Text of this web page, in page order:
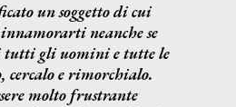
un soggetto di cui
neanche se
tutti gli uomini e tutte le
cercalo e rimorchialo.
molto frustrante